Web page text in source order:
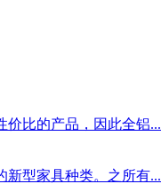
价比的产品，因此全铝...
新型家具种类。之所有...